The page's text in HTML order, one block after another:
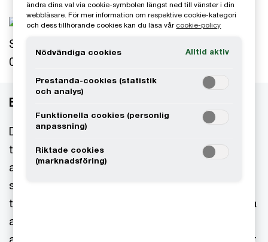
Cecilia Sjögren
Specialist finansiell rapportering, PwC Sverige
0768-51 41 77
Ekonomifunktionens roll i dag
Dagens ekonomifunktion har gått från en
traditionell roll som ”Ekonom och redovisare” till
att bära flera hattar och överta fler, eller kanske
större ansvarsområden, allt utifrån bolagets
tillväxtresa, strategier, mål och utmaningar. Några
av de väsentliga roller som vi ser som nyckeln till
att säkerställa ekonomisk hållbarhet för företaget
ändra dina val via cookie-symbolen längst ned till vänster i din
webbläsare. För mer information om respektive cookie-kategori
och dess tillhörande cookies kan du läsa vår cookie-policy
Nödvändiga cookies Alltid aktiv
Prestanda-cookies (statistik
och analys)
Funktionella cookies (personlig
anpassning)
Riktade cookies
(marknadsföring)